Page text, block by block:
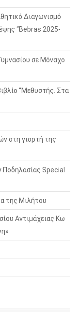
Διαγωνισμό
“Bebras 2025-
σε Μόναχο
“Μεθυστής. Στα
στη γιορτή της
Special
της Μιλήτου
Αντιμάχειας Κω